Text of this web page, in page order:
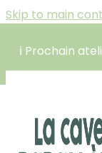
Skip to main
ℹ️ Prochain